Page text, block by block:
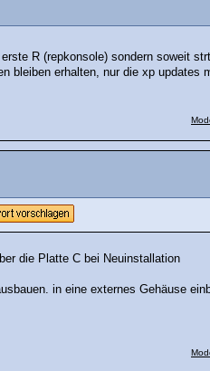
R (repkonsole) sondern soweit
bleiben erhalten, nur die xp updates
die Platte C bei Neuinstallation
in eine externes Gehäuse